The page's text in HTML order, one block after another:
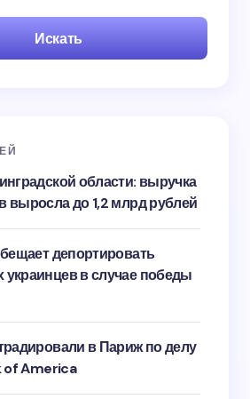
Искать
области: выручка
выросла до 1,2 млрд рублей
депортировать
в случае победы
в Париж по делу
of America